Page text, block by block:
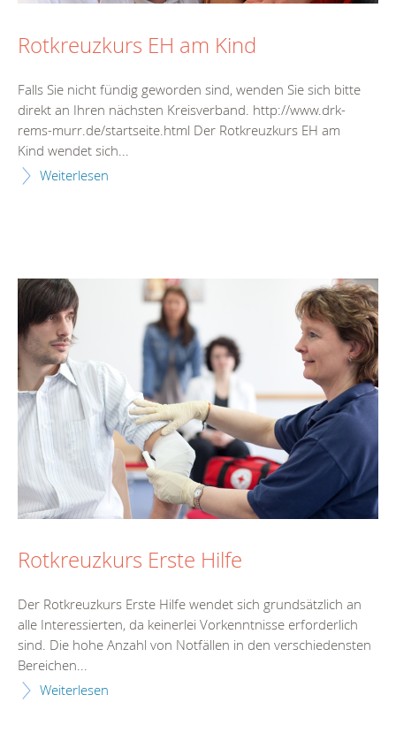
Rotkreuzkurs EH am Kind
Falls Sie nicht fündig geworden sind, wenden Sie sich bitte
direkt an Ihren nächsten Kreisverband. http://www.drk-
rems-murr.de/startseite.html Der Rotkreuzkurs EH am
Kind wendet sich...
Weiterlesen
Rotkreuzkurs Erste Hilfe
Der Rotkreuzkurs Erste Hilfe wendet sich grundsätzlich an
alle Interessierten, da keinerlei Vorkenntnisse erforderlich
sind. Die hohe Anzahl von Notfällen in den verschiedensten
Bereichen...
Weiterlesen